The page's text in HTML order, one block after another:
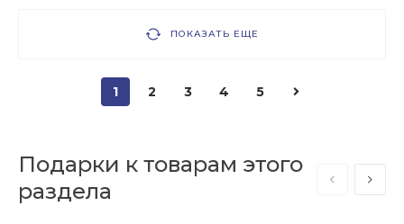
ПОКАЗАТЬ ЕЩЕ
1 2 3 4 5
Подарки к товарам этого
раздела